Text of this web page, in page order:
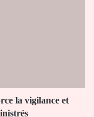
la vigilance et